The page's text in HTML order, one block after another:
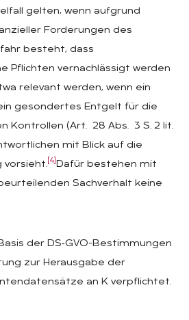
gelten, wenn aufgrund
Forderungen des
besteht, dass
Pflichten vernachlässigt werden
relevant werden, wenn ein
gesondertes Entgelt für die
Kontrollen (Art. 28 Abs. 3 S. 2 lit.
mit Blick auf die
vorsieht. [4] Dafür bestehen mit
Sachverhalt keine
der DS‑GVO-Bestimmungen
zur Herausgabe der
an K verpflichtet.